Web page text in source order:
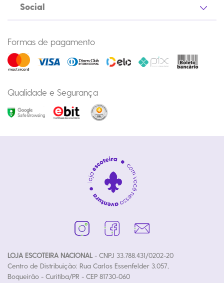
Social
Formas de pagamento
Qualidade e Segurança
LOJA ESCOTEIRA NACIONAL- CNPJ 33.788.431/0202-20
Centro de Distribuição: Rua Carlos Essenfelder 3.057,
Boqueirão - Curitiba/PR - CEP 81730-060